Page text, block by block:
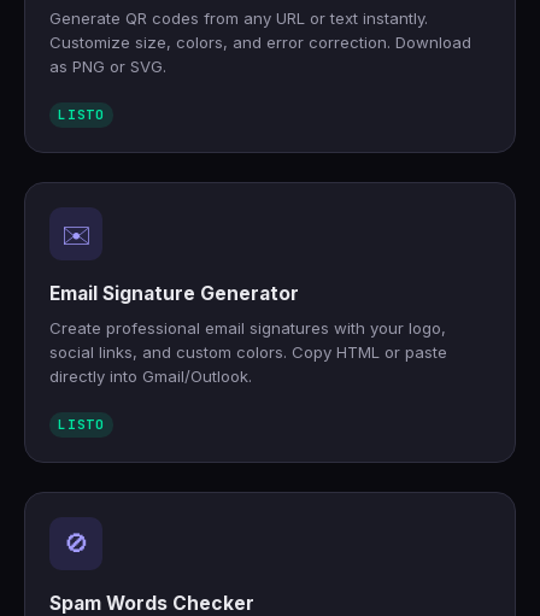
Generate QR codes from any URL or text instantly.
Customize size, colors, and error correction. Download
as PNG or SVG.
LISTO
✉️
Email Signature Generator
Create professional email signatures with your logo,
social links, and custom colors. Copy HTML or paste
directly into Gmail/Outlook.
LISTO
🚫
Spam Words Checker